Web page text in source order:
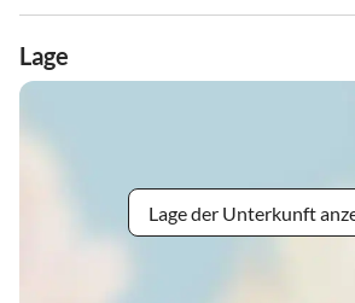
Lage
Lage der Unterkunft